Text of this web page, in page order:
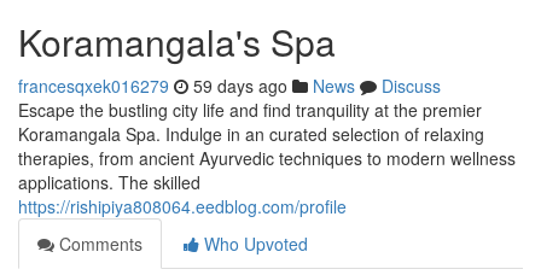
Koramangala's Spa
francesqxek016279 59 days ago News
Discuss
Escape the bustling city life and find tranquility at the premier
Koramangala Spa. Indulge in an curated selection of relaxing
therapies, from ancient Ayurvedic techniques to modern wellness
applications. The skilled
https://rishipiya808064.eedblog.com/profile
Comments
Who Upvoted